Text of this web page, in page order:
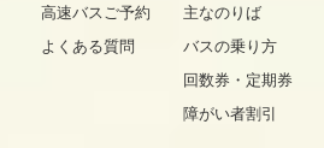
高速バスご予約
よくある質問
主なのりば
バスの乗り方
回数券・定期券
障がい者割引